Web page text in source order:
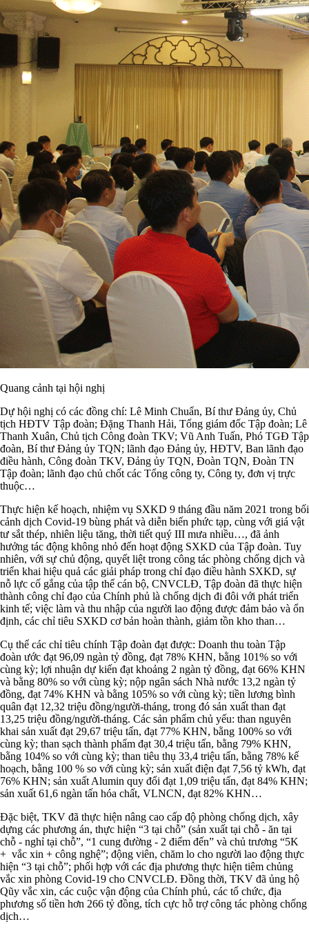
Quang cảnh tại hội nghị
Dự hội nghị có các đồng chí: Lê Minh Chuẩn, Bí thư Đảng ủy, Chủ
tịch HĐTV Tập đoàn; Đặng Thanh Hải, Tổng giám đốc Tập đoàn; Lê
Thanh Xuân, Chủ tịch Công đoàn TKV; Vũ Anh Tuấn, Phó TGĐ Tập
đoàn, Bí thư Đảng ủy TQN; lãnh đạo Đảng ủy, HĐTV, Ban lãnh đạo
điều hành, Công đoàn TKV, Đảng ủy TQN, Đoàn TQN, Đoàn TN
Tập đoàn; lãnh đạo chủ chốt các Tổng công ty, Công ty, đơn vị trực
thuộc…
Thực hiện kế hoạch, nhiệm vụ SXKD 9 tháng đầu năm 2021 trong bối
cảnh dịch Covid-19 bùng phát và diễn biến phức tạp, cùng với giá vật
tư sắt thép, nhiên liệu tăng, thời tiết quý III mưa nhiều…, đã ảnh
hưởng tác động không nhỏ đến hoạt động SXKD của Tập đoàn. Tuy
nhiên, với sự chủ động, quyết liệt trong công tác phòng chống dịch và
triển khai hiệu quả các giải pháp trong chỉ đạo điều hành SXKD, sự
nỗ lực cố gắng của tập thể cán bộ, CNVCLĐ, Tập đoàn đã thực hiện
thành công chỉ đạo của Chính phủ là chống dịch đi đôi với phát triển
kinh tế; việc làm và thu nhập của người lao động được đảm bảo và ổn
định, các chỉ tiêu SXKD cơ bản hoàn thành, giảm tồn kho than…
Cụ thể các chỉ tiêu chính Tập đoàn đạt được: Doanh thu toàn Tập
đoàn ước đạt 96,09 ngàn tỷ đồng, đạt 78% KHN, bằng 101% so với
cùng kỳ; lợi nhuận dự kiến đạt khoảng 2 ngàn tỷ đồng, đạt 66% KHN
và bằng 80% so với cùng kỳ; nộp ngân sách Nhà nước 13,2 ngàn tỷ
đồng, đạt 74% KHN và bằng 105% so với cùng kỳ; tiền lương bình
quân đạt 12,32 triệu đồng/người-tháng, trong đó sản xuất than đạt
13,25 triệu đồng/người-tháng. Các sản phẩm chủ yếu: than nguyên
khai sản xuất đạt 29,67 triệu tấn, đạt 77% KHN, bằng 100% so với
cùng kỳ; than sạch thành phẩm đạt 30,4 triệu tấn, bằng 79% KHN,
bằng 104% so với cùng kỳ; than tiêu thụ 33,4 triệu tấn, bằng 78% kế
hoạch, bằng 100 % so với cùng kỳ; sản xuất điện đạt 7,56 tỷ kWh, đạt
76% KHN; sản xuất Alumin quy đổi đạt 1,09 triệu tấn, đạt 84% KHN;
sản xuất 61,6 ngàn tấn hóa chất, VLNCN, đạt 82% KHN…
Đặc biệt, TKV đã thực hiện nâng cao cấp độ phòng chống dịch, xây
dựng các phương án, thực hiện “3 tại chỗ” (sản xuất tại chỗ - ăn tại
chỗ - nghỉ tại chỗ”, “1 cung đường - 2 điểm đến” và chủ trương “5K
+ vắc xin + công nghệ”; động viên, chăm lo cho người lao động thực
hiện “3 tại chỗ”; phối hợp với các địa phương thực hiện tiêm chủng
vắc xin phòng Covid-19 cho CNVCLĐ. Đồng thời, TKV đã ủng hộ
Qũy vắc xin, các cuộc vận động của Chính phủ, các tổ chức, địa
phương số tiền hơn 266 tỷ đồng, tích cực hỗ trợ công tác phòng chống
dịch…